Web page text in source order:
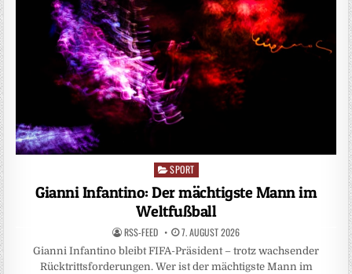
Posted
in
SPORT
Gianni Infantino: Der mächtigste Mann im
Weltfußball
RSS-FEED 7. AUGUST 2026
Gianni Infantino bleibt FIFA-Präsident – trotz wachsender
Rücktrittsforderungen. Wer ist der mächtigste Mann im